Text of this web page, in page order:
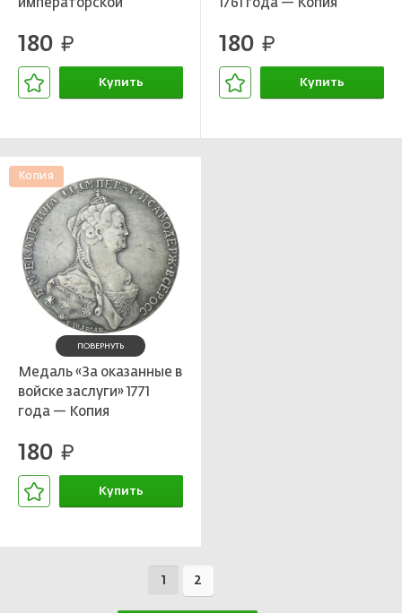
императорской
Петербурге» 1765 года
180 руб.
Купить
1761 года — Копия
180 руб.
Купить
Копия
ПОВЕРНУТЬ
Медаль «За оказанные в
войске заслуги» 1771
года — Копия
180 руб.
Купить
1 2